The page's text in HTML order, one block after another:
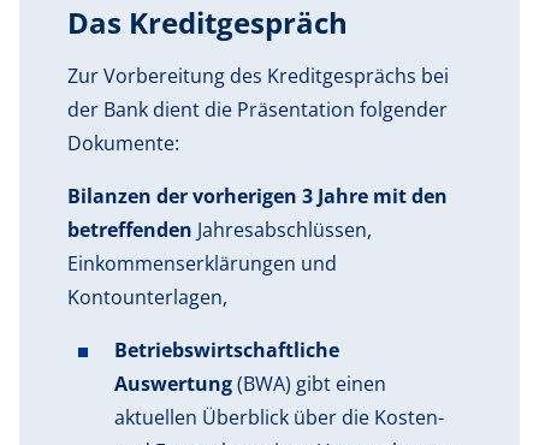
Das Kreditgespräch
Zur Vorbereitung des Kreditgesprächs bei
der Bank dient die Präsentation folgender
Dokumente:
Bilanzen der vorherigen 3 Jahre mit den
betreffenden Jahresabschlüssen,
Einkommenserklärungen und
Kontounterlagen,
Betriebswirtschaftliche
Auswertung(BWA) gibt einen
aktuellen Überblick über die Kosten-